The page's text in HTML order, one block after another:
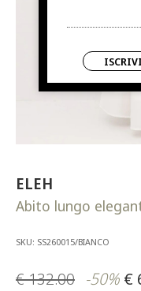
ELEH
Abito lungo
SKU: SS260015/BIANCO
€ 132.00 -50% €